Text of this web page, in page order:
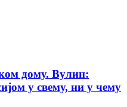
дому. Вулин:
у свему, ни у чему